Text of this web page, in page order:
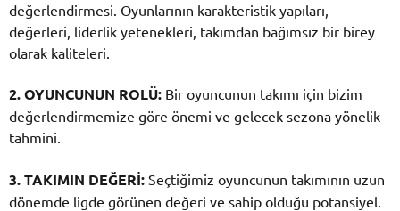
değerlendirmesi. Oyunlarının karakteristik yapıları,
değerleri, liderlik yetenekleri, takımdan bağımsız bir birey
olarak kaliteleri.
2. OYUNCUNUN ROLÜ: Bir oyuncunun takımı için bizim
değerlendirmemize göre önemi ve gelecek sezona yönelik
tahmini.
3. TAKIMIN DEĞERİ: Seçtiğimiz oyuncunun takımının uzun
dönemde ligde görünen değeri ve sahip olduğu potansiyel.